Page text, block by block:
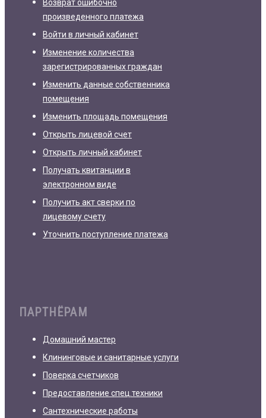
Возврат ошибочно
произведенного платежа
Войти в личный кабинет
Изменение количества
зарегистрированных граждан
Изменить данные собственника
помещения
Изменить площадь помещения
Открыть лицевой счет
Открыть личный кабинет
Получать квитанции в
электронном виде
Получить акт сверки по
лицевому счету
Уточнить поступление платежа
ПАРТНЁРАМ
Домашний мастер
Клининговые и санитарные услуги
Поверка счетчиков
Предоставление спец.техники
Сантехнические работы